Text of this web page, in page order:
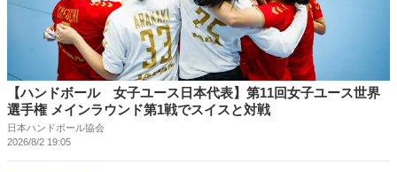
【ハンドボール 女子ユース日本代表】第11回女子ユース世界
選手権 メインラウンド第1戦でスイスと対戦
日本ハンドボール協会
2026/8/2 19:05